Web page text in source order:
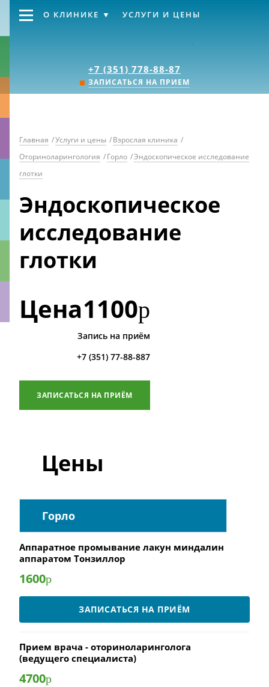
+7 (351) 778-88-87
ЗАПИСАТЬСЯ НА ПРИЕМ
О КЛИНИКЕ УСЛУГИ И ЦЕНЫ
Главная /Услуги и цены /Взрослая клиника /
Оториноларингология /Горло /Эндоскопическое исследование
глотки
Эндоскопическое
исследование
глотки
Цена1100р
Запись на приём
+7 (351) 77-88-887
ЗАПИСАТЬСЯ НА ПРИЁМ
Цены
Горло
Аппаратное промывание лакун миндалин
аппаратом Тонзиллор
1600р
ЗАПИСАТЬСЯ НА ПРИЁМ
Прием врача - оториноларинголога
(ведущего специалиста)
4700р